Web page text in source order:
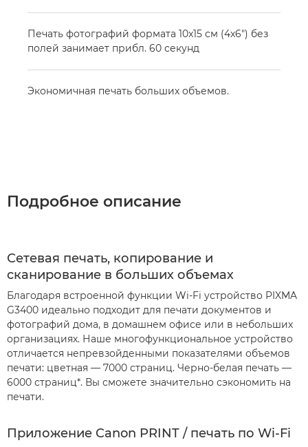
Печать фотографий формата 10x15 см (4x6") без
полей занимает прибл. 60 секунд
Экономичная печать больших объемов.
Подробное описание
Сетевая печать, копирование и
сканирование в больших объемах
Благодаря встроенной функции Wi-Fi устройство PIXMA
G3400 идеально подходит для печати документов и
фотографий дома, в домашнем офисе или в небольших
организациях. Наше многофункциональное устройство
отличается непревзойденными показателями объемов
печати: цветная — 7000 страниц. Черно-белая печать —
6000 страниц*. Вы сможете значительно сэкономить на
печати.
Приложение Canon PRINT / печать по Wi-Fi